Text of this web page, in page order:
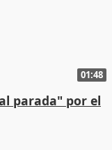
01:48
parada" por el